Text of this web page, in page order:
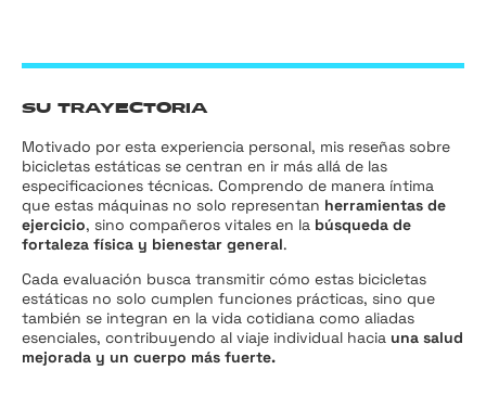
SU TRAYECTORIA
Motivado por esta experiencia personal, mis reseñas sobre
bicicletas estáticas se centran en ir más allá de las
especificaciones técnicas. Comprendo de manera íntima
que estas máquinas no solo representan herramientas de
ejercicio, sino compañeros vitales en la búsqueda de
fortaleza física y bienestar general.
Cada evaluación busca transmitir cómo estas bicicletas
estáticas no solo cumplen funciones prácticas, sino que
también se integran en la vida cotidiana como aliadas
esenciales, contribuyendo al viaje individual hacia una salud
mejorada y un cuerpo más fuerte.